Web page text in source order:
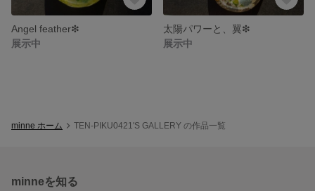
Angel feather❇
展示中
太陽パワーと、翼❇
展示中
minne ホーム TEN-PIKU0421'S GALLERY の作品一覧
minneを知る